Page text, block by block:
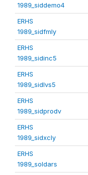
1989_siddemo4
ERHS
1989_sidfmly
ERHS
1989_sidinc5
ERHS
1989_sidlvs5
ERHS
1989_sidprodv
ERHS
1989_sidxcly
ERHS
1989_soldars